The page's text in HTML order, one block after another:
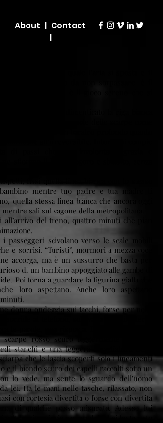
About | Contact
|
e prevedibile, è il gioco sereno che si
un vecchio muro dimenticato la riga bianca
fissi quella linea bianca con lo stesso
mentre tuo padre e tua madre ti
quella stessa linea bianca che ancora oggi
sali sul vagone della metropolitana.
all’arrivo del treno, quattro minuti che pian
passeggeri scivolano verso le scale mobili
e sorrisi. “Turisti”, mormori a mezza voce
accorga, ma è un sussurro che basta per
di un bambino appoggiato alle gambe di
Poi torna a guardare la figurina gialla che
loro aspettano. Anche loro aspettano
donna ondeggia sui tacchi, forse per noia,
scarpe rosso scuro leggermente a punta
stanchi e una leggera smagliatura nelle
che le lascia scoperti solo i lineamenti
e il biondo scuro dei capelli raccolti sotto un
lo vede, ma sente lo sguardo dell’uomo
lei. Ha le mani nelle tasche, rilassato, non
con cortesia divertita o forse con divertita
di qualche passo misurato. Adesso lui
volta e ricomincia a guaradrla. Lei ha trovato